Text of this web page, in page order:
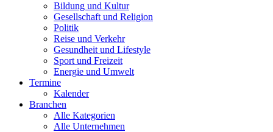
Bildung und Kultur
Gesellschaft und Religion
Politik
Reise und Verkehr
Gesundheit und Lifestyle
Sport und Freizeit
Energie und Umwelt
Termine
Kalender
Branchen
Alle Kategorien
Alle Unternehmen